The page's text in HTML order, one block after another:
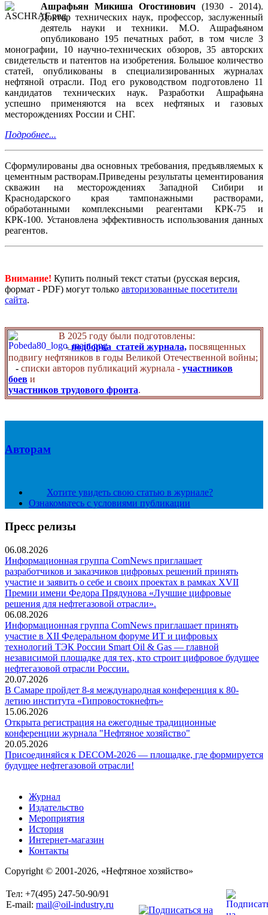
Ашрафьян Микиша Огостинович (1930 - 2014).
Доктор технических наук, профессор, заслуженный
деятель науки и техники. М.О. Ашрафьяном
опубликовано 195 печатных работ, в том числе 3
монографии, 10 научно-технических обзоров, 35 авторских
свидетельств и патентов на изобретения. Большое количество
статей, опубликованы в специализированных журналах
нефтяной отрасли. Под его руководством подготовлено 11
кандидатов технических наук. Разработки Ашрафьяна
успешно применяются на всех нефтяных и газовых
месторождениях России и СНГ.
Подробнее...
Сформулированы два основных требования, предъявляемых к
цементным растворам.Приведены результаты цементирования
скважин на месторождениях Западной Сибири и
Краснодарского края тампонажными растворами,
обработанными комплексными реагентами КРК-75 и
КРК-100. Установлена эффективность использования данных
реагентов.
Внимание! Купить полный текст статьи (русская версия,
формат - PDF) могут только авторизованные посетители
сайта.
В 2025 году были подготовлены:
- подборка статей журнала, посвященных
подвигу нефтяников в годы Великой Отечественной войны;
- списки авторов публикаций журнала - участников
боев и
участников трудового фронта.
Авторам
Хотите увидеть свою статью в журнале?
Ознакомьтесь с условиями публикации
Пресс релизы
06.08.2026
Информационная группа ComNews приглашает
разработчиков и заказчиков цифровых решений принять
участие и заявить о себе и своих проектах в рамках XVII
Премии имени Федора Прядунова «Лучшие цифровые
решения для нефтегазовой отрасли».
06.08.2026
Информационная группа ComNews приглашает принять
участие в XII Федеральном форуме ИТ и цифровых
технологий ТЭК России Smart Oil & Gas — главной
независимой площадке для тех, кто строит цифровое будущее
нефтегазовой отрасли России.
20.07.2026
В Самаре пройдет 8-я международная конференция к 80-
летию института «Гипровостокнефть»
15.06.2026
Открыта регистрация на ежегодные традиционные
конференции журнала "Нефтяное хозяйство"
20.05.2026
Присоединяйся к DECOM-2026 — площадке, где формируется
будущее нефтегазовой отрасли!
Журнал
Издательство
Мероприятия
История
Интернет-магазин
Контакты
Copyright © 2001-2026, «Нефтяное хозяйство»
Тел: +7(495) 247-50-90/91
E-mail: mail@oil-industry.ru